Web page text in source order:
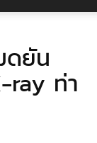
ดยัน
ray ท่า